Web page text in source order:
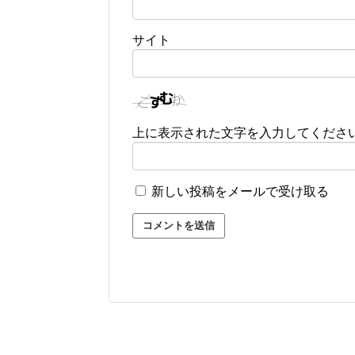
サイト
上に表示された文字を入力してくださ
新しい投稿をメールで受け取る